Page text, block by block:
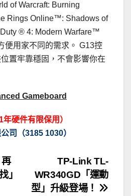
of Warcraft: Burning
Rings Online™: Shadows of
® 4: Modern Warfare™
便用家不同的需求。 G13控
置牢靠穩固，不會影響你在
Gameboard
年硬件有限保用）
司（3185 1030）
TP-Link TL-
WR340GD「運動
型」升級登場！
」